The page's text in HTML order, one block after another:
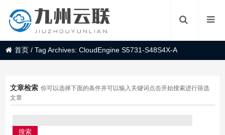
首页 /Tag Archives: CloudEngine S5731-S48S4X-A
文章检索 你可以选择下面的条件并可以输入关键词点击开始搜索进行筛选
文章